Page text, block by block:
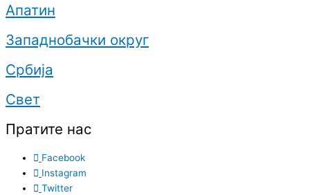
Апатин
Западнобачки округ
Србија
Свет
Пратите нас
Facebook
Instagram
Twitter